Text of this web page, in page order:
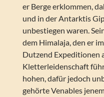
er Berge erklommen,
und in der Antarktis
unbestiegen waren.
dem Himalaja, den er
Dutzend Expeditionen
Kletterleidenschaft
hohen, dafür jedoch
gehörte Venables